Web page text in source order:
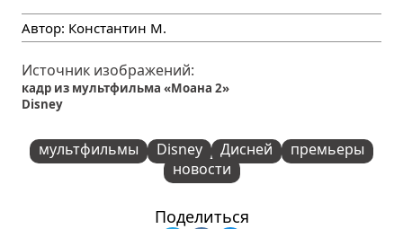
Автор: Константин М.
Источник изображений:
кадр из мультфильма «Моана 2»
Disney
мультфильмы Disney Дисней
премьеры
новости
Поделиться